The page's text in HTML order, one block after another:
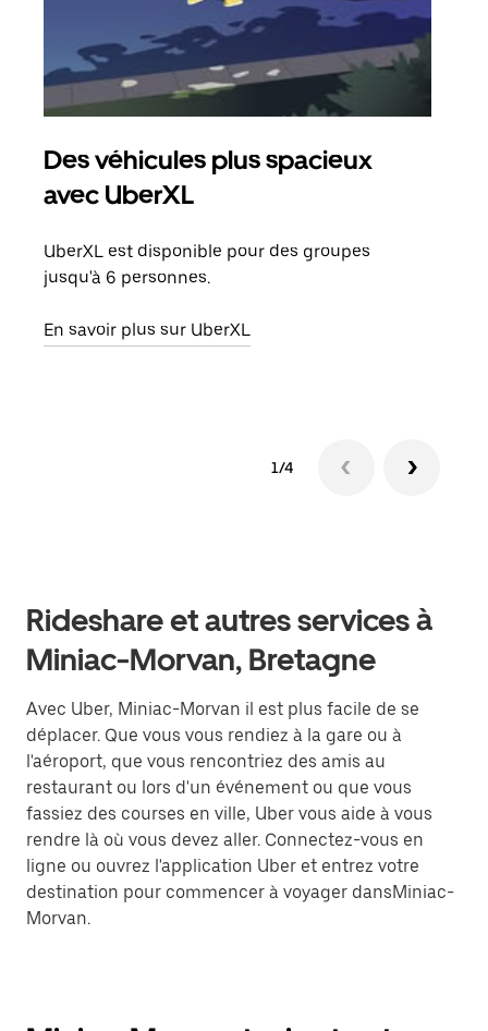
Des véhicules plus spacieux
avec UberXL
UberXL est disponible pour des groupes
jusqu'à 6 personnes.
En savoir plus sur UberXL
1/4
Rideshare et autres services à
Miniac-Morvan, Bretagne
Avec Uber, Miniac-Morvan il est plus facile de se
déplacer. Que vous vous rendiez à la gare ou à
l'aéroport, que vous rencontriez des amis au
restaurant ou lors d'un événement ou que vous
fassiez des courses en ville, Uber vous aide à vous
rendre là où vous devez aller. Connectez-vous en
ligne ou ouvrez l'application Uber et entrez votre
destination pour commencer à voyager dansMiniac-
Morvan.